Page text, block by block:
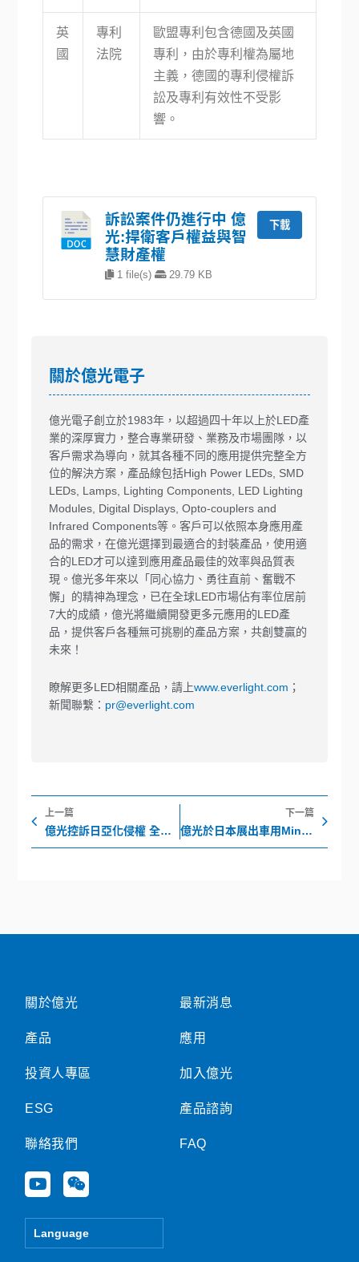
英
國
專利
法院
歐盟專利包含德國及英國
專利，由於專利權為屬地
主義，德國的專利侵權訴
訟及專利有效性不受影
響。
訴訟案件仍進行中 億
光:捍衛客戶權益與智
慧財產權
1 file(s) 29.79 KB
下載
關於億光電子
億光電子創立於1983年，以超過四十年以上於LED產
業的深厚實力，整合專業研發、業務及市場團隊，以
客戶需求為導向，就其各種不同的應用提供完整全方
位的解決方案，產品線包括High Power LEDs, SMD
LEDs, Lamps, Lighting Components, LED Lighting
Modules, Digital Displays, Opto-couplers and
Infrared Components等。客戶可以依照本身應用產
品的需求，在億光選擇到最適合的封裝產品，使用適
合的LED才可以達到應用產品最佳的效率與品質表
現。億光多年來以「同心協力、勇往直前、奮戰不
懈」的精神為理念，已在全球LED市場佔有率位居前
7大的成績，億光將繼續開發更多元應用的LED產
品，提供客戶各種無可挑剔的產品方案，共創雙贏的
未來！
瞭解更多LED相關產品，請上www.everlight.com ；
新聞聯繫： pr@everlight.com
上一頁
上一篇
億光控訴日亞化侵權 全力捍衛知識產權
下一篇
億光於日本展出車用Mini尾燈及紅外燈控模組
關於億光
產品
投資人專區
ESG
聯絡我們
Y
o
u
W
e
i
Language
最新消息
應用
加入億光
產品諮詢
FAQ